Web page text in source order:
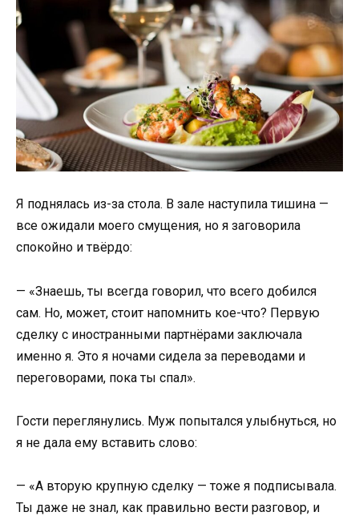
Я поднялась из-за стола. В зале наступила тишина —
все ожидали моего смущения, но я заговорила
спокойно и твёрдо:
— «Знаешь, ты всегда говорил, что всего добился
сам. Но, может, стоит напомнить кое-что? Первую
сделку с иностранными партнёрами заключала
именно я. Это я ночами сидела за переводами и
переговорами, пока ты спал».
Гости переглянулись. Муж попытался улыбнуться, но
я не дала ему вставить слово:
— «А вторую крупную сделку — тоже я подписывала.
Ты даже не знал, как правильно вести разговор, и